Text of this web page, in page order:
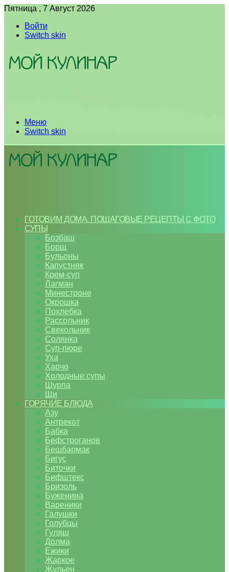
Пятница , 7 Август 2026
Войти
Switch skin
Меню
Switch skin
ГОТОВИМ ДОМА. ПОШАГОВЫЕ РЕЦЕПТЫ С ФОТО
СУПЫ
Бозбаш
Борщ
Бульоны
Капустняк
Крем-суп
Лагман
Минестроне
Окрошка
Похлебка
Рассольник
Свекольник
Солянка
Суп-пюре
Уха
Харчо
Холодные супы
Шурпа
Щи
ГОРЯЧИЕ БЛЮДА
Азу
Антрекот
Бабка
Бефстроганов
Бешбармак
Бигус
Биточки
Бифштекс
Бризоль
Буженина
Вареники
Галушки
Голубцы
Гуляш
Долма
Ежики
Жаркое
Жульен